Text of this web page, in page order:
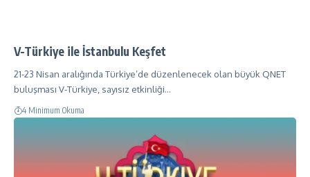
V-Türkiye ile İstanbulu Keşfet
21-23 Nisan aralığında Türkiye’de düzenlenecek olan büyük QNET
buluşması V-Türkiye, sayısız etkinliği…
4 Minimum Okuma